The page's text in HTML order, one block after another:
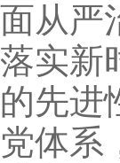
面从严
落实新
的先进
党体系